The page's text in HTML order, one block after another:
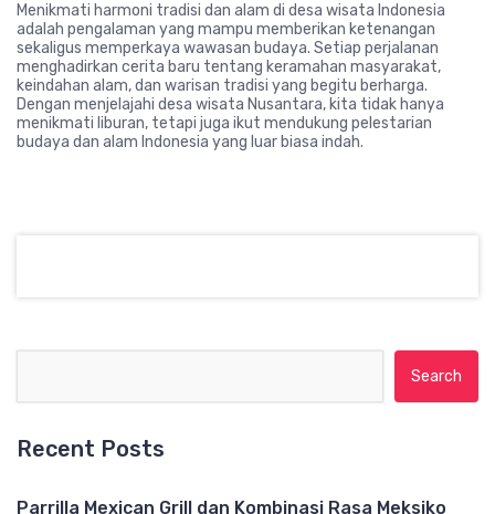
Menikmati harmoni tradisi dan alam di desa wisata Indonesia
adalah pengalaman yang mampu memberikan ketenangan
sekaligus memperkaya wawasan budaya. Setiap perjalanan
menghadirkan cerita baru tentang keramahan masyarakat,
keindahan alam, dan warisan tradisi yang begitu berharga.
Dengan menjelajahi desa wisata Nusantara, kita tidak hanya
menikmati liburan, tetapi juga ikut mendukung pelestarian
budaya dan alam Indonesia yang luar biasa indah.
Recent Posts
Parrilla Mexican Grill dan Kombinasi Rasa Meksiko